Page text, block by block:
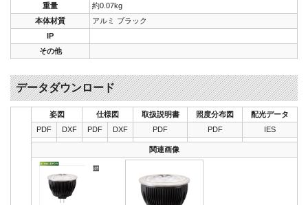
重量
約0.07kg
本体材質
アルミ ブラック
IP
その他
データダウンロード
姿図 仕様図 取扱説明書 照度分布図
配光データ
PDF
DXF PDF DXF PDF PDF IES
関連画像